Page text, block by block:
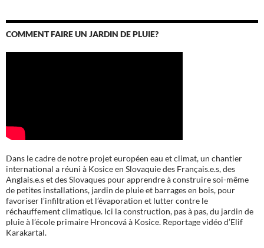
COMMENT FAIRE UN JARDIN DE PLUIE?
Dans le cadre de notre projet européen eau et climat, un chantier
international a réuni à Kosice en Slovaquie des Français.e.s, des
Anglais.e.s et des Slovaques pour apprendre à construire soi-même
de petites installations, jardin de pluie et barrages en bois, pour
favoriser l’infiltration et l’évaporation et lutter contre le
réchauffement climatique. Ici la construction, pas à pas, du jardin de
pluie à l’école primaire Hroncová à Kosice. Reportage vidéo d’Elif
Karakartal.